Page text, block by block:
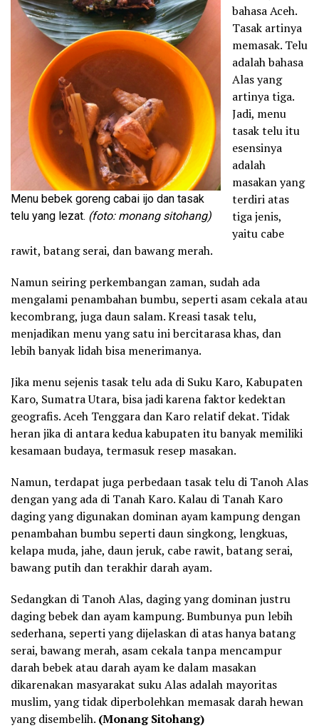
Menu bebek goreng cabai ijo dan tasak
telu yang lezat. (foto: monang sitohang)
bahasa Aceh.
Tasak artinya
memasak. Telu
adalah bahasa
Alas yang
artinya tiga.
Jadi, menu
tasak telu itu
esensinya
adalah
masakan yang
terdiri atas
tiga jenis,
yaitu cabe
rawit, batang serai, dan bawang merah.
Namun seiring perkembangan zaman, sudah ada
mengalami penambahan bumbu, seperti asam cekala atau
kecombrang, juga daun salam. Kreasi tasak telu,
menjadikan menu yang satu ini bercitarasa khas, dan
lebih banyak lidah bisa menerimanya.
Jika menu sejenis tasak telu ada di Suku Karo, Kabupaten
Karo, Sumatra Utara, bisa jadi karena faktor kedektan
geografis. Aceh Tenggara dan Karo relatif dekat. Tidak
heran jika di antara kedua kabupaten itu banyak memiliki
kesamaan budaya, termasuk resep masakan.
Namun, terdapat juga perbedaan tasak telu di Tanoh Alas
dengan yang ada di Tanah Karo. Kalau di Tanah Karo
daging yang digunakan dominan ayam kampung dengan
penambahan bumbu seperti daun singkong, lengkuas,
kelapa muda, jahe, daun jeruk, cabe rawit, batang serai,
bawang putih dan terakhir darah ayam.
Sedangkan di Tanoh Alas, daging yang dominan justru
daging bebek dan ayam kampung. Bumbunya pun lebih
sederhana, seperti yang dijelaskan di atas hanya batang
serai, bawang merah, asam cekala tanpa mencampur
darah bebek atau darah ayam ke dalam masakan
dikarenakan masyarakat suku Alas adalah mayoritas
muslim, yang tidak diperbolehkan memasak darah hewan
yang disembelih. (Monang Sitohang)